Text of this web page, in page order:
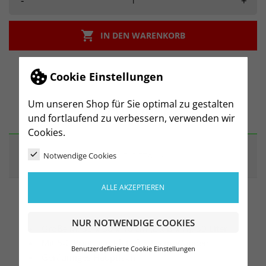
Cookie Einstellungen
Um unseren Shop für Sie optimal zu gestalten
und fortlaufend zu verbessern, verwenden wir
Cookies.
Notwendige Cookies
ALLE AKZEPTIEREN
NUR NOTWENDIGE COOKIES
Benutzerdefinierte Cookie Einstellungen
 IN DEN WARENKORB
BESCHREIBUNG
ARTIKELDETAILS
Größe M: 50 x 30 x 40 cm (L x B x H), 60 Liter